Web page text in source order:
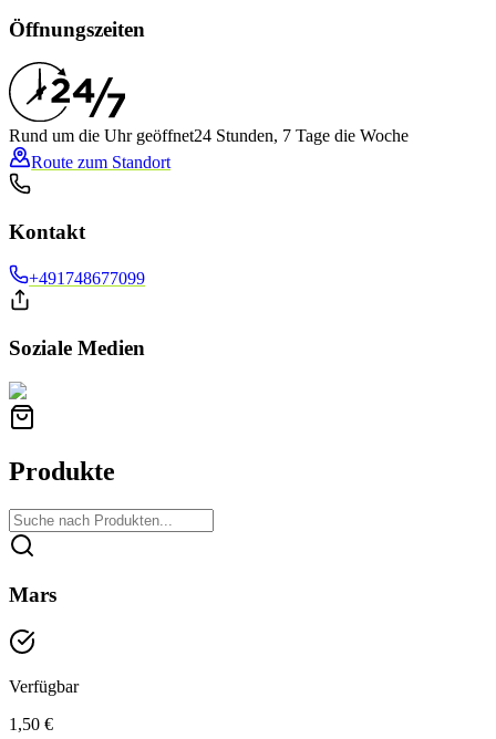
Öffnungszeiten
Rund um die Uhr geöffnet24 Stunden, 7 Tage die Woche
Route zum Standort
Kontakt
+491748677099
Soziale Medien
Produkte
Mars
Verfügbar
1,50 €